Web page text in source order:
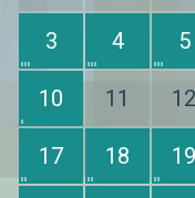
3 4 5
10 11 12
17 18 19